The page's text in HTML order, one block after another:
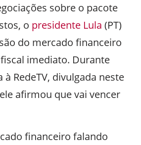
sobre o pacote
o presidente Lula (PT)
do mercado financeiro
imediato. Durante
RedeTV, divulgada neste
afirmou que vai vencer
financeiro falando